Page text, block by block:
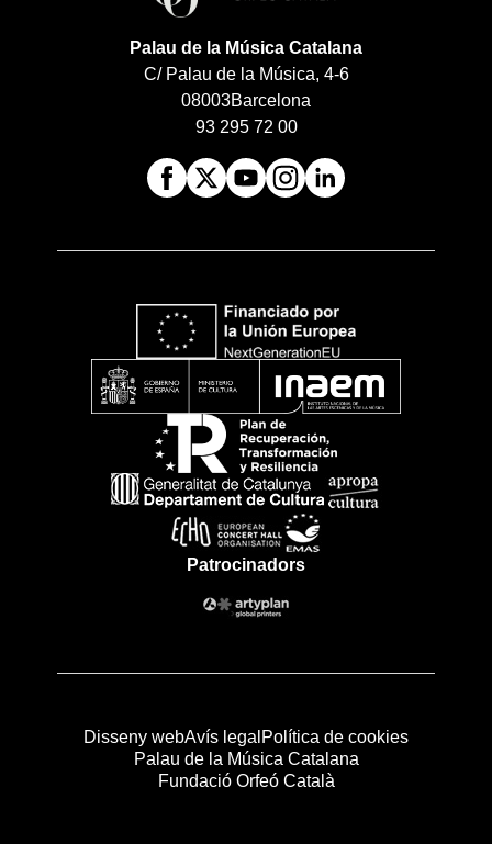
Palau de la Música Catalana
C/ Palau de la Música, 4-6
08003Barcelona
93 295 72 00
Patrocinadors
Disseny webAvís legal Política de cookies
Palau de la Música Catalana
Fundació Orfeó Català